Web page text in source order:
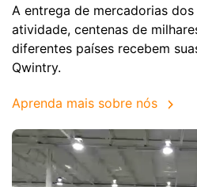
A entrega de mercadorias
atividade, centenas de
diferentes países recebem
Qwintry.
Aprenda mais sobre nós